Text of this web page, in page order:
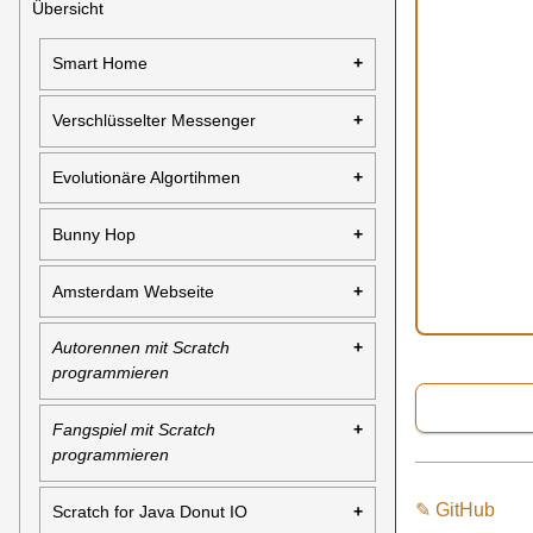
Übersicht
Smart Home
Verschlüsselter Messenger
Evolutionäre Algortihmen
Bunny Hop
Amsterdam Webseite
Autorennen mit Scratch
programmieren
Fangspiel mit Scratch
programmieren
Scratch for Java Donut IO ✎ GitHub